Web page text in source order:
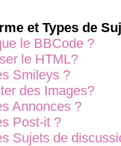
et Types de
le BBCode ?
le HTML?
Smileys ?
des Images?
Annonces ?
Post-it ?
Sujets de